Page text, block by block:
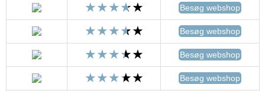
Besøg webshop
Besøg webshop
Besøg webshop
Besøg webshop